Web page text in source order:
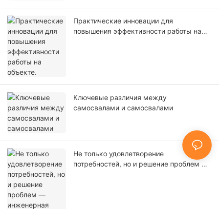
Практические инновации для
повышения эффективности работы на
Ключевые различия между
самосвалами и самосвалами
Не только удовлетворение
потребностей, но и решение проблем —